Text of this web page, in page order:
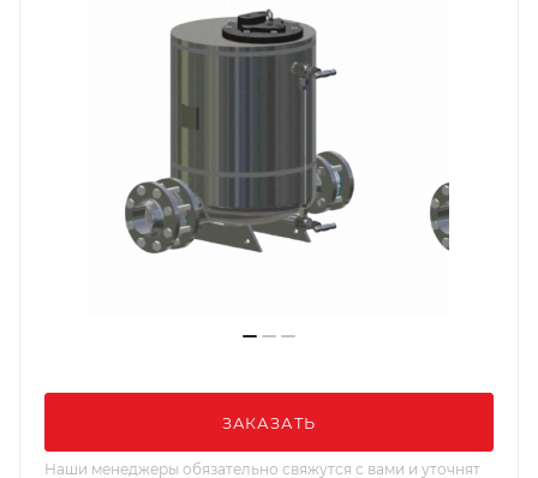
ЗАКАЗАТЬ
Наши менеджеры обязательно свяжутся с вами и уточнят